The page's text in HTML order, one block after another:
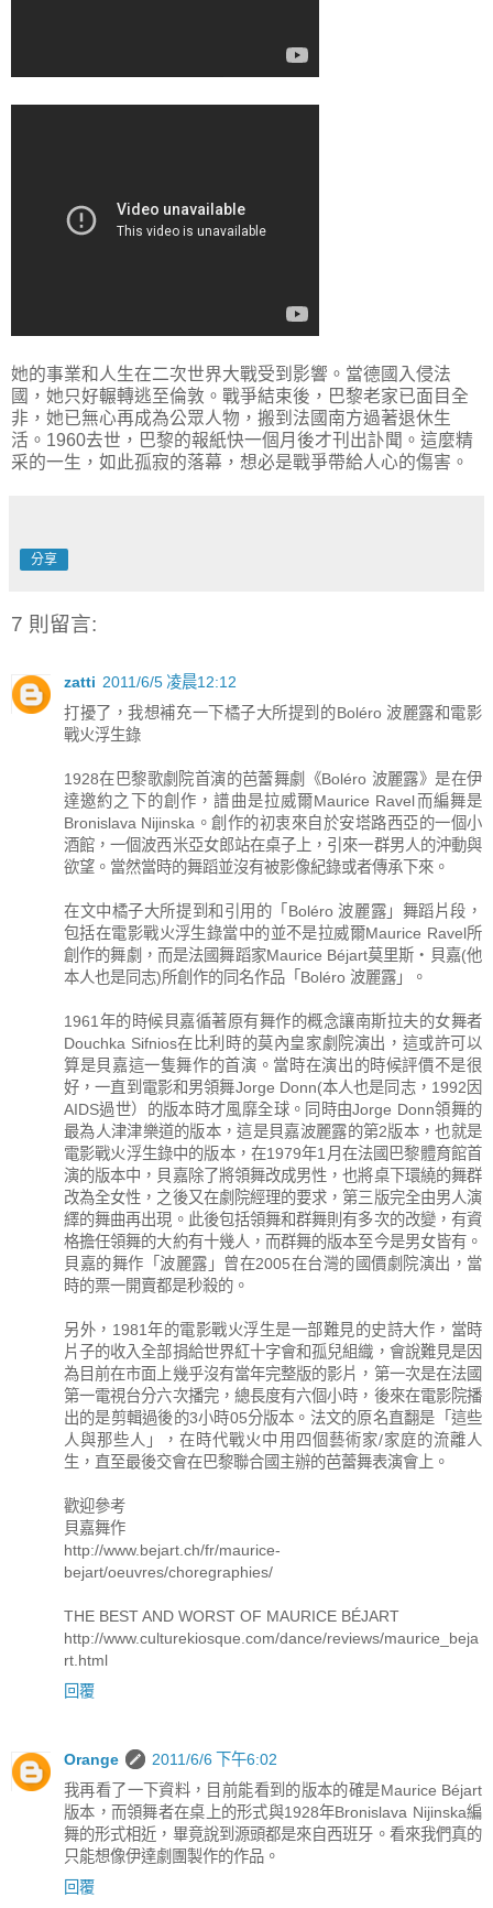
她的事業和人生在二次世界大戰受到影響。當德國入侵法
國，她只好輾轉逃至倫敦。戰爭結束後，巴黎老家已面目全
非，她已無心再成為公眾人物，搬到法國南方過著退休生
活。1960去世，巴黎的報紙快一個月後才刊出訃聞。這麼精
采的一生，如此孤寂的落幕，想必是戰爭帶給人心的傷害。
分享
7 則留言:
zatti 2011/6/5 凌晨12:12
打擾了，我想補充一下橘子大所提到的Boléro 波麗露和電影
戰火浮生錄
1928在巴黎歌劇院首演的芭蕾舞劇《Boléro 波麗露》是在伊
達邀約之下的創作，譜曲是拉威爾Maurice Ravel而編舞是
Bronislava Nijinska。創作的初衷來自於安塔路西亞的一個小
酒館，一個波西米亞女郎站在桌子上，引來一群男人的沖動與
欲望。當然當時的舞蹈並沒有被影像紀錄或者傳承下來。
在文中橘子大所提到和引用的「Boléro 波麗露」舞蹈片段，
包括在電影戰火浮生錄當中的並不是拉威爾Maurice Ravel所
創作的舞劇，而是法國舞蹈家Maurice Béjart莫里斯‧貝嘉(他
本人也是同志)所創作的同名作品「Boléro 波麗露」。
1961年的時候貝嘉循著原有舞作的概念讓南斯拉夫的女舞者
Douchka Sifnios在比利時的莫內皇家劇院演出，這或許可以
算是貝嘉這一隻舞作的首演。當時在演出的時候評價不是很
好，一直到電影和男領舞Jorge Donn(本人也是同志，1992因
AIDS過世）的版本時才風靡全球。同時由Jorge Donn領舞的
最為人津津樂道的版本，這是貝嘉波麗露的第2版本，也就是
電影戰火浮生錄中的版本，在1979年1月在法國巴黎體育館首
演的版本中，貝嘉除了將領舞改成男性，也將桌下環繞的舞群
改為全女性，之後又在劇院經理的要求，第三版完全由男人演
繹的舞曲再出現。此後包括領舞和群舞則有多次的改變，有資
格擔任領舞的大約有十幾人，而群舞的版本至今是男女皆有。
貝嘉的舞作「波麗露」曾在2005在台灣的國價劇院演出，當
時的票一開賣都是秒殺的。
另外，1981年的電影戰火浮生是一部難見的史詩大作，當時
片子的收入全部捐給世界紅十字會和孤兒組織，會說難見是因
為目前在市面上幾乎沒有當年完整版的影片，第一次是在法國
第一電視台分六次播完，總長度有六個小時，後來在電影院播
出的是剪輯過後的3小時05分版本。法文的原名直翻是「這些
人與那些人」，在時代戰火中用四個藝術家/家庭的流離人
生，直至最後交會在巴黎聯合國主辦的芭蕾舞表演會上。
歡迎參考
貝嘉舞作
http://www.bejart.ch/fr/maurice-
bejart/oeuvres/choregraphies/
THE BEST AND WORST OF MAURICE BÉJART
http://www.culturekiosque.com/dance/reviews/maurice_beja
rt.html
回覆
Orange
2011/6/6 下午6:02
我再看了一下資料，目前能看到的版本的確是Maurice Béjart
版本，而領舞者在桌上的形式與1928年Bronislava Nijinska編
舞的形式相近，畢竟說到源頭都是來自西班牙。看來我們真的
只能想像伊達劇團製作的作品。
回覆